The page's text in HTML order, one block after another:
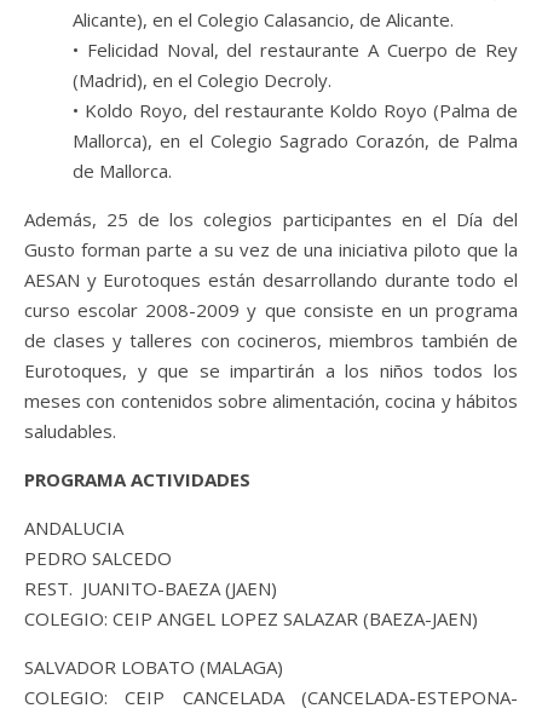
Alicante), en el Colegio Calasancio, de Alicante.
• Felicidad Noval, del restaurante A Cuerpo de Rey
(Madrid), en el Colegio Decroly.
• Koldo Royo, del restaurante Koldo Royo (Palma de
Mallorca), en el Colegio Sagrado Corazón, de Palma
de Mallorca.
Además, 25 de los colegios participantes en el Día del
Gusto forman parte a su vez de una iniciativa piloto que la
AESAN y Eurotoques están desarrollando durante todo el
curso escolar 2008-2009 y que consiste en un programa
de clases y talleres con cocineros, miembros también de
Eurotoques, y que se impartirán a los niños todos los
meses con contenidos sobre alimentación, cocina y hábitos
saludables.
PROGRAMA ACTIVIDADES
ANDALUCIA
PEDRO SALCEDO
REST. JUANITO-BAEZA (JAEN)
COLEGIO: CEIP ANGEL LOPEZ SALAZAR (BAEZA-JAEN)
SALVADOR LOBATO (MALAGA)
COLEGIO: CEIP CANCELADA (CANCELADA-ESTEPONA-